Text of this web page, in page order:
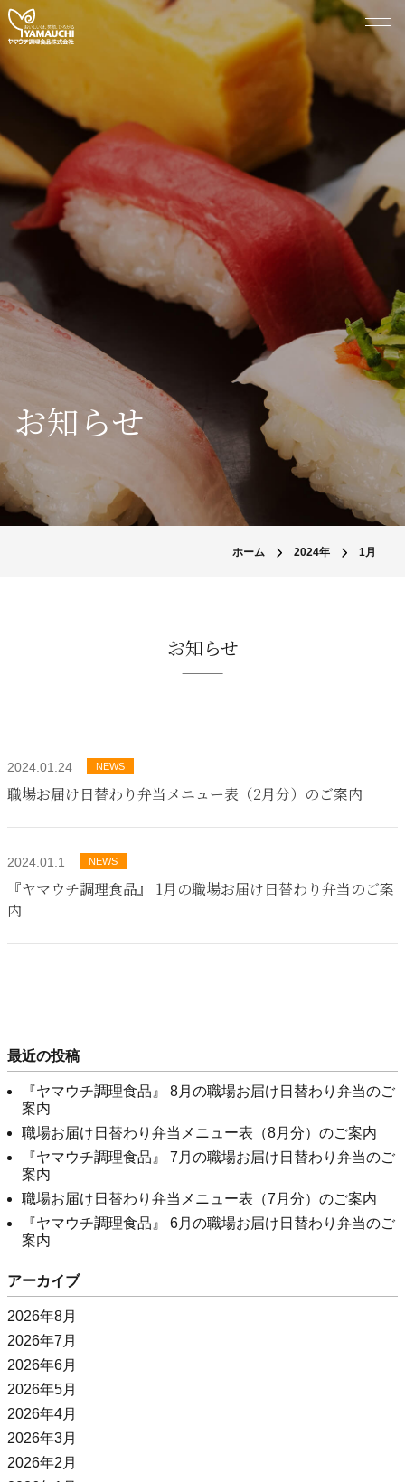
お知らせ
ホーム 2024年 1月
お知らせ
2024.01.24 NEWS
職場お届け日替わり弁当メニュー表（2月分）のご案内
2024.01.1 NEWS
『ヤマウチ調理食品』 1月の職場お届け日替わり弁当のご案
内
最近の投稿
『ヤマウチ調理食品』 8月の職場お届け日替わり弁当のご
案内
職場お届け日替わり弁当メニュー表（8月分）のご案内
『ヤマウチ調理食品』 7月の職場お届け日替わり弁当のご
案内
職場お届け日替わり弁当メニュー表（7月分）のご案内
『ヤマウチ調理食品』 6月の職場お届け日替わり弁当のご
案内
アーカイブ
2026年8月
2026年7月
2026年6月
2026年5月
2026年4月
2026年3月
2026年2月